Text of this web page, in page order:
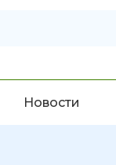
Новости